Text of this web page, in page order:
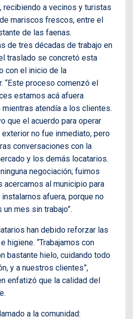
recibiendo a vecinos y turistas
mariscos frescos, entre el
de las faenas.
de tres décadas de trabajo en
traslado se concretó esta
con el inicio de la
“Este proceso comenzó el
estamos acá afuera
mientras atendía a los clientes.
que el acuerdo para operar
no fue inmediato, pero
conversaciones con la
y los demás locatarios.
negociación; fuimos
al municipio para
afuera, porque no
mes sin trabajo”.
han debido reforzar las
higiene. “Trabajamos con
bastante hielo, cuidando todo
y a nuestros clientes”,
enfatizó que la calidad del
a la comunidad: